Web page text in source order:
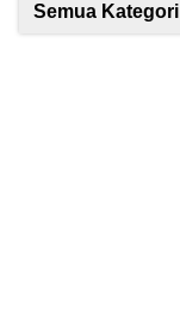
Semua Kategori